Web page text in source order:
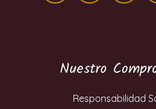
Nuestro
Responsabilidad